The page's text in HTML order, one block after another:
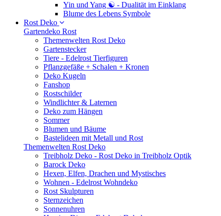
Yin und Yang ☯ - Dualität im Einklang
Blume des Lebens Symbole
Rost Deko
Gartendeko Rost
Themenwelten Rost Deko
Gartenstecker
Tiere - Edelrost Tierfiguren
Pflanzgefäße + Schalen + Kronen
Deko Kugeln
Fanshop
Rostschilder
Windlichter & Laternen
Deko zum Hängen
Sommer
Blumen und Bäume
Bastelideen mit Metall und Rost
Themenwelten Rost Deko
Treibholz Deko - Rost Deko in Treibholz Optik
Barock Deko
Hexen, Elfen, Drachen und Mystisches
Wohnen - Edelrost Wohndeko
Rost Skulpturen
Sternzeichen
Sonnenuhren